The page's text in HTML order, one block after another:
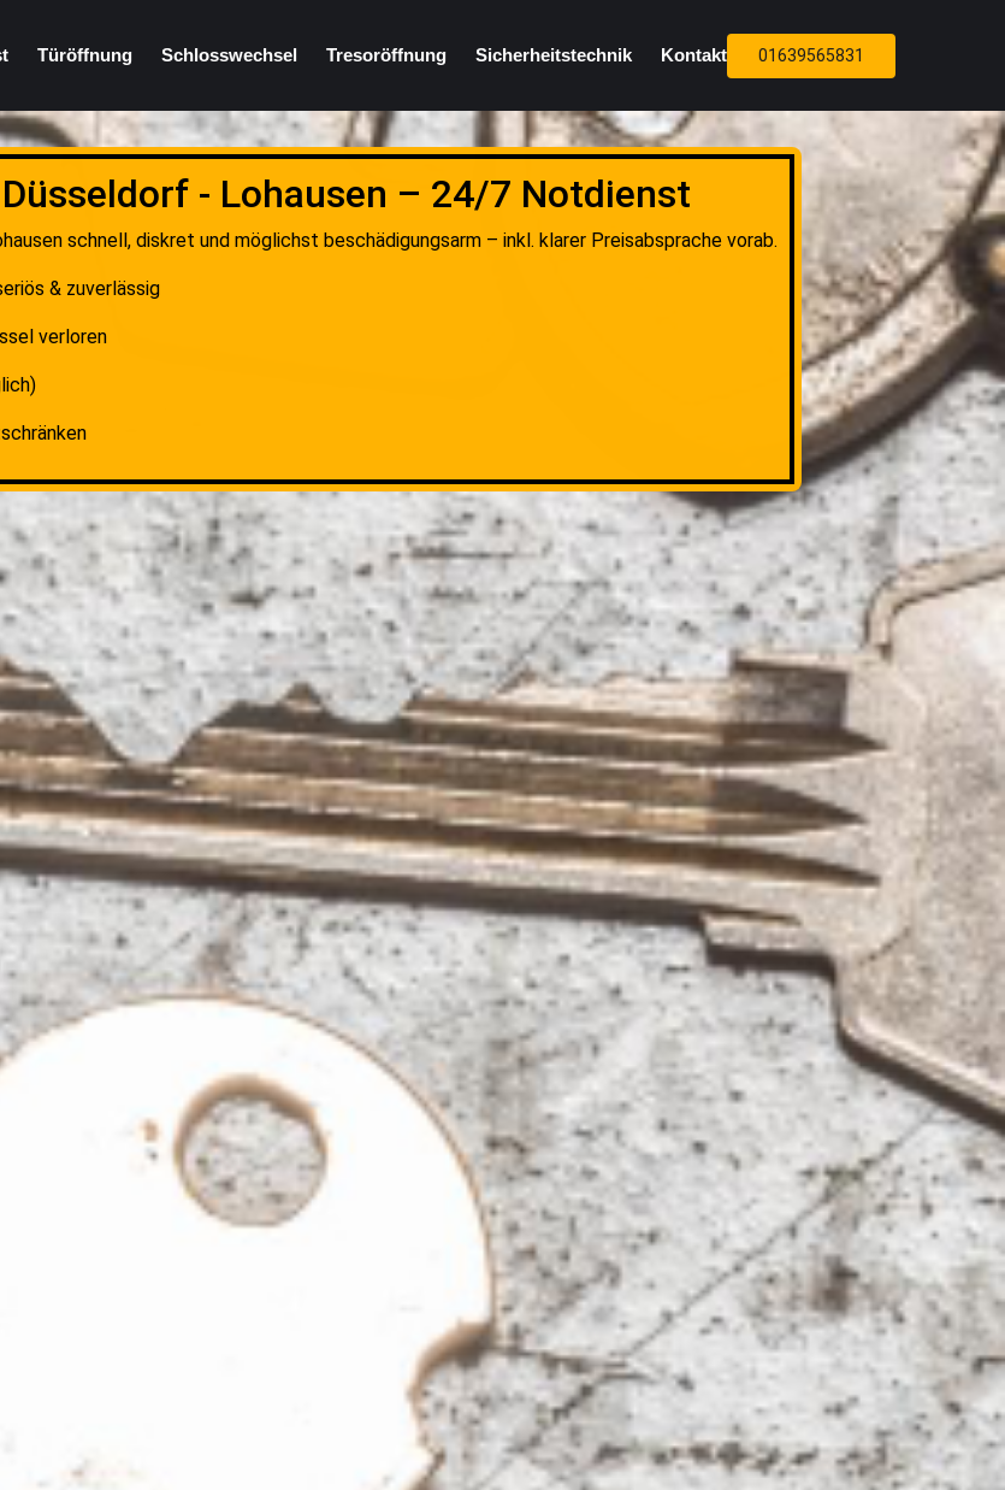
Türöffnung Schlosswechsel Tresoröffnung Sicherheitstechnik Kontakt 01639565831
- Lohausen – 24/7 Notdienst
schnell, diskret und möglichst beschädigungsarm – inkl. klarer Preisabsprache vorab.
& zuverlässig
verloren